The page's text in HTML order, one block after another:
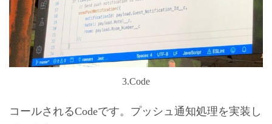
3.Code
コールされるCodeです。プッシュ通知処理を実装し